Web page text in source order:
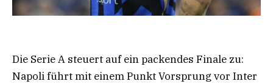
Die Serie A steuert auf ein packendes Finale zu:
Napoli führt mit einem Punkt Vorsprung vor Inter